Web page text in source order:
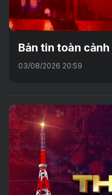
Bản tin toàn
03/08/2026 20:59